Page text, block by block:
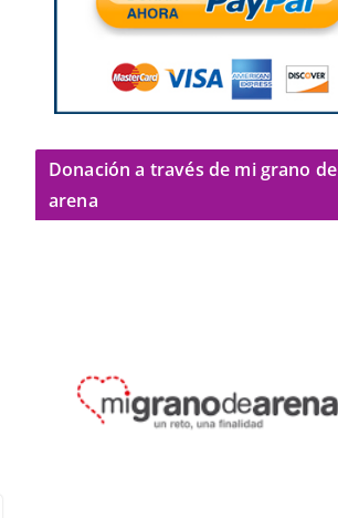
Donación a través de mi grano de
arena